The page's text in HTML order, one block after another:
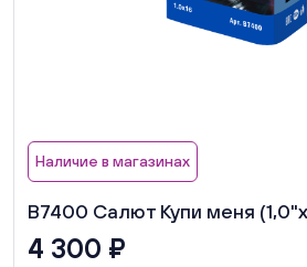
Наличие в магазинах
В7400 Салют Купи меня
4 300 ₽